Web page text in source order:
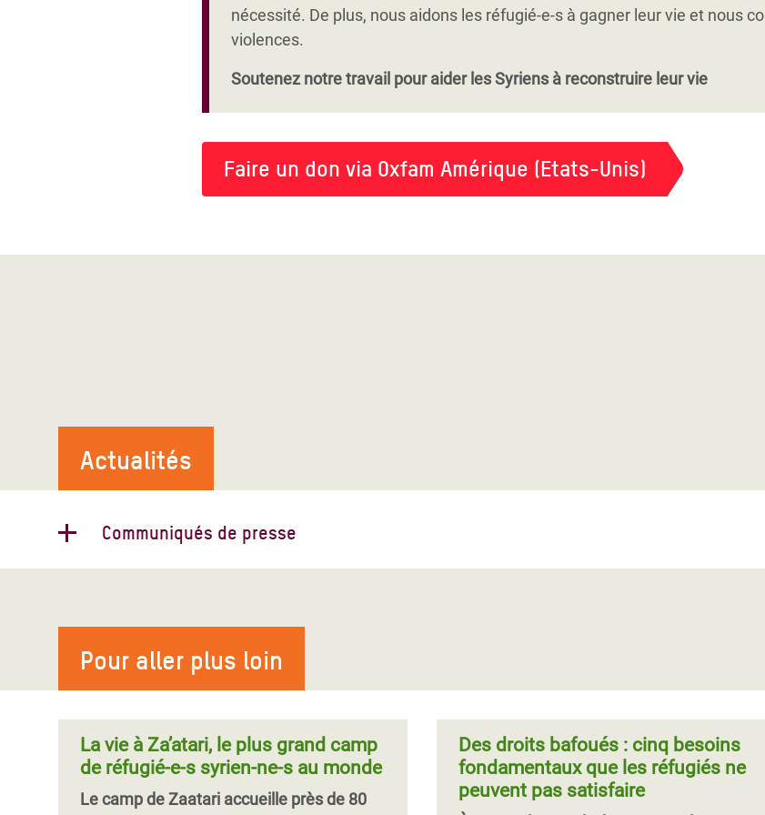
participation sociale et politique de groupes particulièrement défavorisés,
nécessité. De plus, nous aidons les réfugié-e-s à gagner leur vie et nous
violences.
Soutenez notre travail pour aider les Syriens à reconstruire leur vie
Faire un don via Oxfam Amérique (Etats-Unis)
Actualités
Communiqués de presse
réinstallation des réfugiés de Syrie
Gareth Price Jones, représentant d'Oxfam
avaient l’occasion de transf
sur l’accueil, d’ici fin 2015, d’au moins
5&nbs
Pour aller plus loin
La vie à Za’atari, le plus grand camp
de réfugié-e-s syrien-ne-s au monde
Le camp de Zaatari accueille près de 80
Des droits bafoués : cinq besoins
fondamentaux que les réfugiés ne
peuvent pas satisfaire